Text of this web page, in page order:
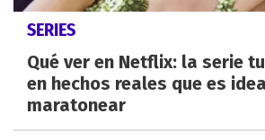
SERIES
Qué ver en Netflix: la serie
en hechos reales que es
maratonear